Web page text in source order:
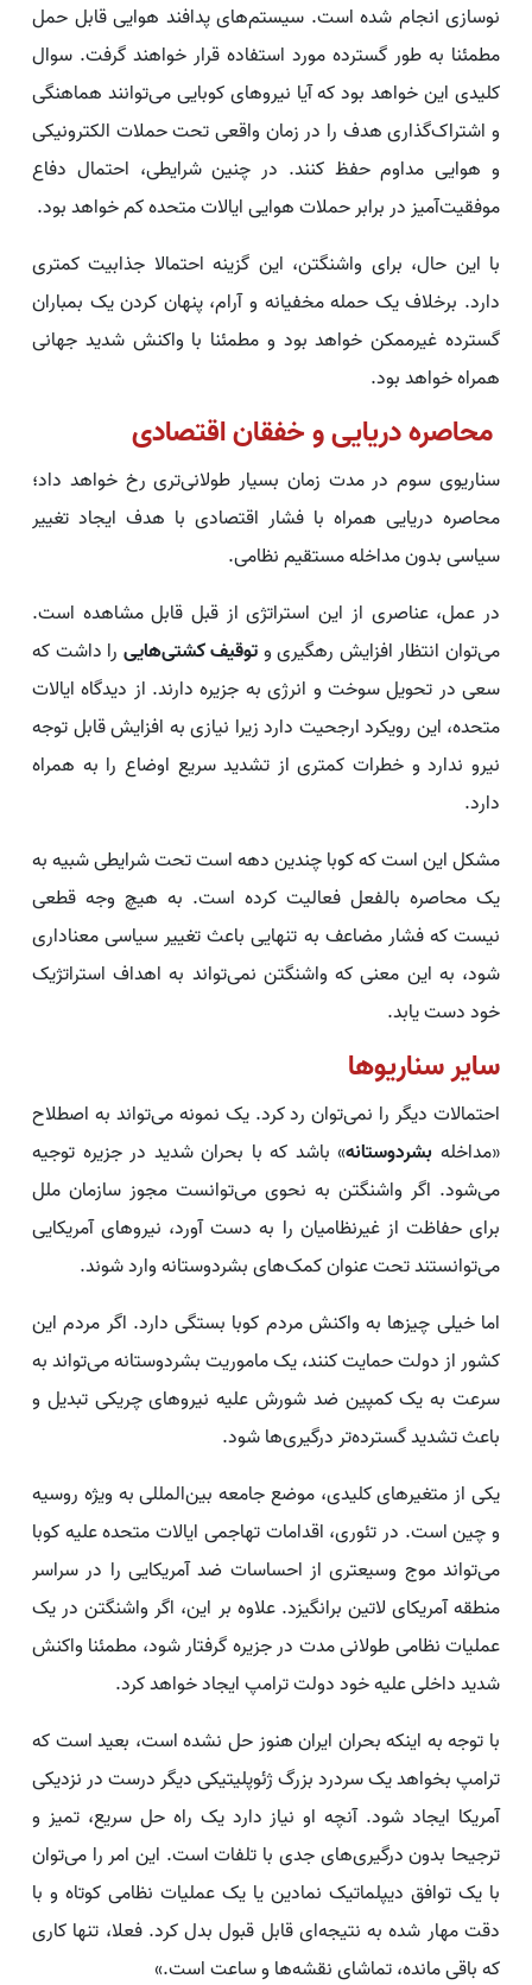
نوسازی انجام شده است. سیستم‌های پدافند هوایی قابل حمل
مطمئنا به طور گسترده مورد استفاده قرار خواهند گرفت. سوال
کلیدی این خواهد بود که آیا نیروهای کوبایی می‌توانند هماهنگی
و اشتراک‌گذاری هدف را در زمان واقعی تحت حملات الکترونیکی
و هوایی مداوم حفظ کنند. در چنین شرایطی، احتمال دفاع
موفقیت‌آمیز در برابر حملات هوایی ایالات متحده کم خواهد بود.
با این حال، برای واشنگتن، این گزینه احتمالا جذابیت کمتری
دارد. برخلاف یک حمله مخفیانه و آرام، پنهان کردن یک بمباران
گسترده غیرممکن خواهد بود و مطمئنا با واکنش شدید جهانی
همراه خواهد بود.
محاصره دریایی و خفقان اقتصادی
سناریوی سوم در مدت زمان بسیار طولانی‌تری رخ خواهد داد؛
محاصره دریایی همراه با فشار اقتصادی با هدف ایجاد تغییر
سیاسی بدون مداخله مستقیم نظامی.
در عمل، عناصری از این استراتژی از قبل قابل مشاهده است.
می‌توان انتظار افزایش رهگیری وتوقیف کشتی‌هایی را داشت که
سعی در تحویل سوخت و انرژی به جزیره دارند. از دیدگاه ایالات
متحده، این رویکرد ارجحیت دارد زیرا نیازی به افزایش قابل توجه
نیرو ندارد و خطرات کمتری از تشدید سریع اوضاع را به همراه
دارد.
مشکل این است که کوبا چندین دهه است تحت شرایطی شبیه به
یک محاصره بالفعل فعالیت کرده است. به هیچ وجه قطعی
نیست که فشار مضاعف به تنهایی باعث تغییر سیاسی معناداری
شود، به این معنی که واشنگتن نمی‌تواند به اهداف استراتژیک
خود دست یابد.
سایر سناریوها
احتمالات دیگر را نمی‌توان رد کرد. یک نمونه می‌تواند به اصطلاح
«مداخلهبشردوستانه» باشد که با بحران شدید در جزیره توجیه
می‌شود. اگر واشنگتن به نحوی می‌توانست مجوز سازمان ملل
برای حفاظت از غیرنظامیان را به دست آورد، نیروهای آمریکایی
می‌توانستند تحت عنوان کمک‌های بشردوستانه وارد شوند.
اما خیلی چیزها به واکنش مردم کوبا بستگی دارد. اگر مردم این
کشور از دولت حمایت کنند، یک ماموریت بشردوستانه می‌تواند به
سرعت به یک کمپین ضد شورش علیه نیروهای چریکی تبدیل و
باعث تشدید گسترده‌تر درگیری‌ها شود.
یکی از متغیرهای کلیدی، موضع جامعه بین‌المللی به ویژه روسیه
و چین است. در تئوری، اقدامات تهاجمی ایالات متحده علیه کوبا
می‌تواند موج وسیعتری از احساسات ضد آمریکایی را در سراسر
منطقه آمریکای لاتین برانگیزد. علاوه بر این، اگر واشنگتن در یک
عملیات نظامی طولانی مدت در جزیره گرفتار شود، مطمئنا واکنش
شدید داخلی علیه خود دولت ترامپ ایجاد خواهد کرد.
با توجه به اینکه بحران ایران هنوز حل نشده است، بعید است که
ترامپ بخواهد یک سردرد بزرگ ژئوپلیتیکی دیگر درست در نزدیکی
آمریکا ایجاد شود. آنچه او نیاز دارد یک راه حل سریع، تمیز و
ترجیحا بدون درگیری‌های جدی با تلفات است. این امر را می‌توان
با یک توافق دیپلماتیک نمادین یا یک عملیات نظامی کوتاه و با
دقت مهار شده به نتیجه‌ای قابل قبول بدل کرد. فعلا، تنها کاری
که باقی مانده، تماشای نقشه‌ها و ساعت است.»